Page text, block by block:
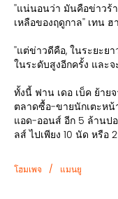
''แน่นอนว่า มันคือข่าวร้า
เหลือของฤดูกาล'' เทน
''แต่ข่าวดีคือ, ในระยะย
ในระดับสูงอีกครั้ง และ
ทั้งนี้ ฟาน เดอ เบ็ค ย้าย
ตลาดซื้อ-ขายนักเตะห
แอด-ออนส์ อีก 5 ล้านป
ลส์ ไปเพียง 10 นัด หรือ
โฮมเพจ / แมนยู